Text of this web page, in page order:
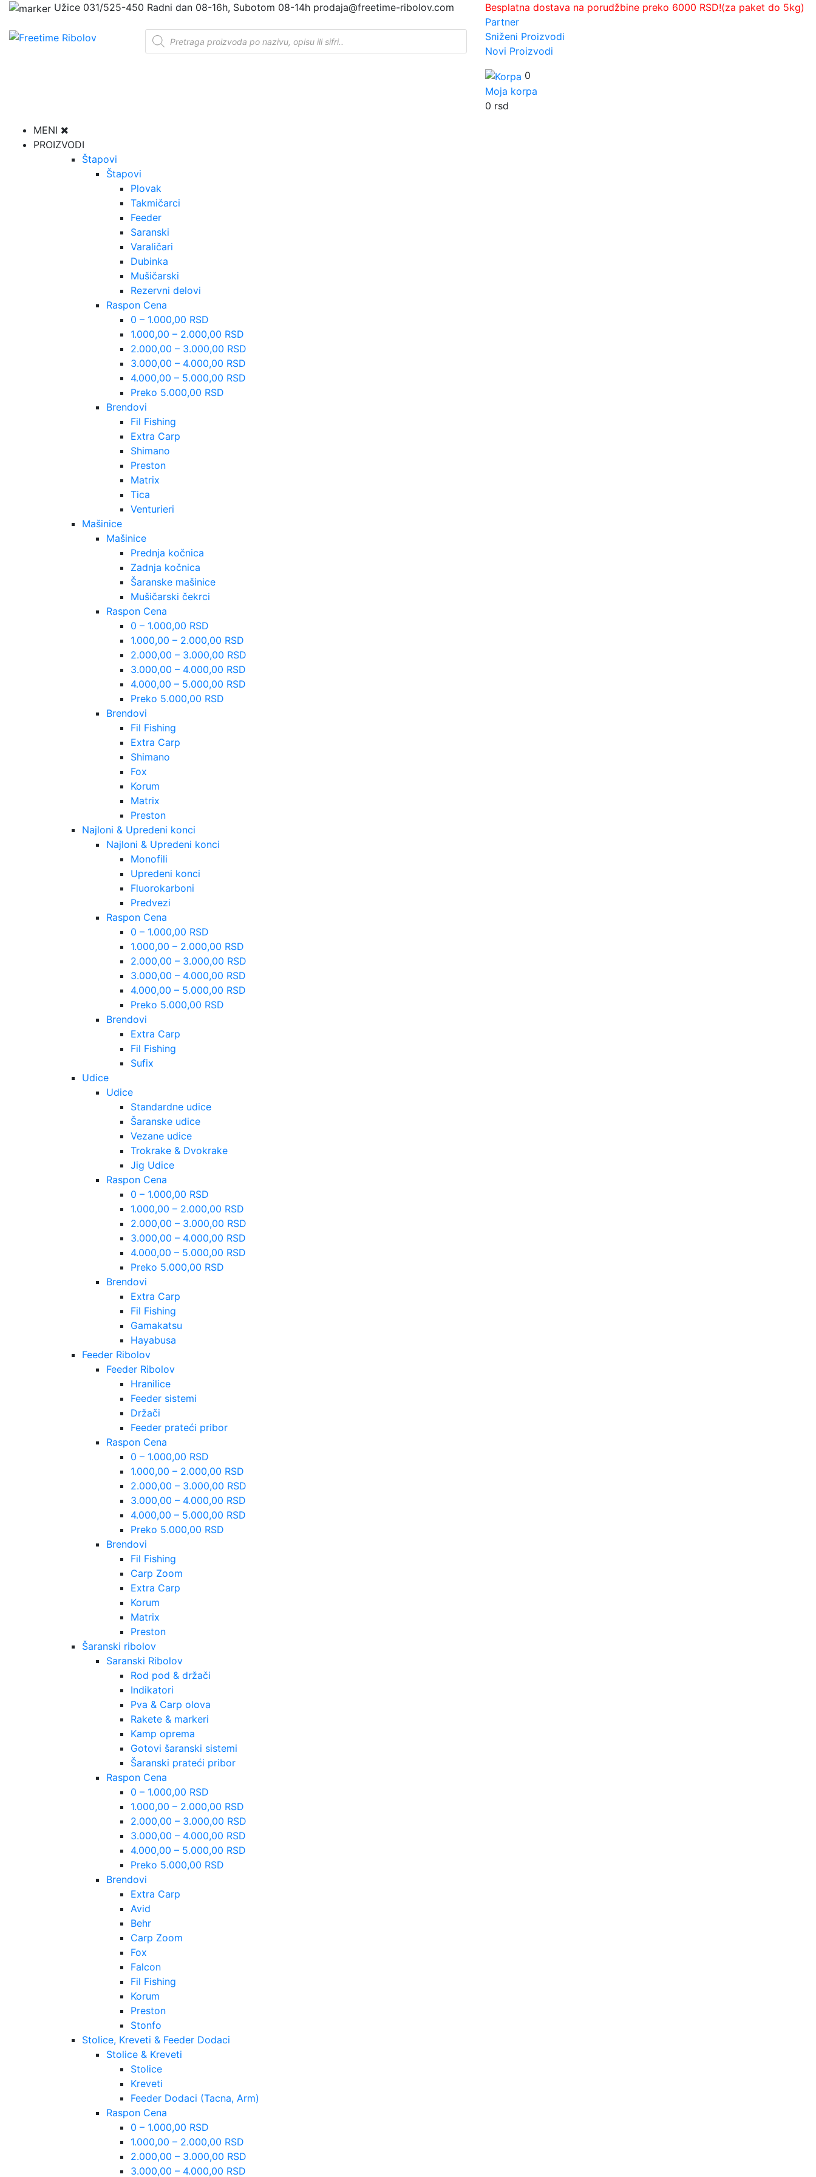
Užice 031/525-450 Radni dan 08-16h, Subotom 08-14h prodaja@freetime-ribolov.com
Besplatna dostava na porudžbine preko 6000 RSD!(za paket do 5kg)
Partner
Products
search
Sniženi Proizvodi
Novi Proizvodi
0
Moja korpa
0 rsd
MENI
PROIZVODI
Štapovi
Štapovi
Plovak
Takmičarci
Feeder
Saranski
Varaličari
Dubinka
Mušičarski
Rezervni delovi
Raspon Cena
0 – 1.000,00 RSD
1.000,00 – 2.000,00 RSD
2.000,00 – 3.000,00 RSD
3.000,00 – 4.000,00 RSD
4.000,00 – 5.000,00 RSD
Preko 5.000,00 RSD
Brendovi
Fil Fishing
Extra Carp
Shimano
Preston
Matrix
Tica
Venturieri
Mašinice
Mašinice
Prednja kočnica
Zadnja kočnica
Šaranske mašinice
Mušičarski čekrci
Raspon Cena
0 – 1.000,00 RSD
1.000,00 – 2.000,00 RSD
2.000,00 – 3.000,00 RSD
3.000,00 – 4.000,00 RSD
4.000,00 – 5.000,00 RSD
Preko 5.000,00 RSD
Brendovi
Fil Fishing
Extra Carp
Shimano
Fox
Korum
Matrix
Preston
Najloni & Upredeni konci
Najloni & Upredeni konci
Monofili
Upredeni konci
Fluorokarboni
Predvezi
Raspon Cena
0 – 1.000,00 RSD
1.000,00 – 2.000,00 RSD
2.000,00 – 3.000,00 RSD
3.000,00 – 4.000,00 RSD
4.000,00 – 5.000,00 RSD
Preko 5.000,00 RSD
Brendovi
Extra Carp
Fil Fishing
Sufix
Udice
Udice
Standardne udice
Šaranske udice
Vezane udice
Trokrake & Dvokrake
Jig Udice
Raspon Cena
0 – 1.000,00 RSD
1.000,00 – 2.000,00 RSD
2.000,00 – 3.000,00 RSD
3.000,00 – 4.000,00 RSD
4.000,00 – 5.000,00 RSD
Preko 5.000,00 RSD
Brendovi
Extra Carp
Fil Fishing
Gamakatsu
Hayabusa
Feeder Ribolov
Feeder Ribolov
Hranilice
Feeder sistemi
Držači
Feeder prateći pribor
Raspon Cena
0 – 1.000,00 RSD
1.000,00 – 2.000,00 RSD
2.000,00 – 3.000,00 RSD
3.000,00 – 4.000,00 RSD
4.000,00 – 5.000,00 RSD
Preko 5.000,00 RSD
Brendovi
Fil Fishing
Carp Zoom
Extra Carp
Korum
Matrix
Preston
Šaranski ribolov
Saranski Ribolov
Rod pod & držači
Indikatori
Pva & Carp olova
Rakete & markeri
Kamp oprema
Gotovi šaranski sistemi
Šaranski prateći pribor
Raspon Cena
0 – 1.000,00 RSD
1.000,00 – 2.000,00 RSD
2.000,00 – 3.000,00 RSD
3.000,00 – 4.000,00 RSD
4.000,00 – 5.000,00 RSD
Preko 5.000,00 RSD
Brendovi
Extra Carp
Avid
Behr
Carp Zoom
Fox
Falcon
Fil Fishing
Korum
Preston
Stonfo
Stolice, Kreveti & Feeder Dodaci
Stolice & Kreveti
Stolice
Kreveti
Feeder Dodaci (Tacna, Arm)
Raspon Cena
0 – 1.000,00 RSD
1.000,00 – 2.000,00 RSD
2.000,00 – 3.000,00 RSD
3.000,00 – 4.000,00 RSD